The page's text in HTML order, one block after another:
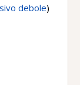
debole)